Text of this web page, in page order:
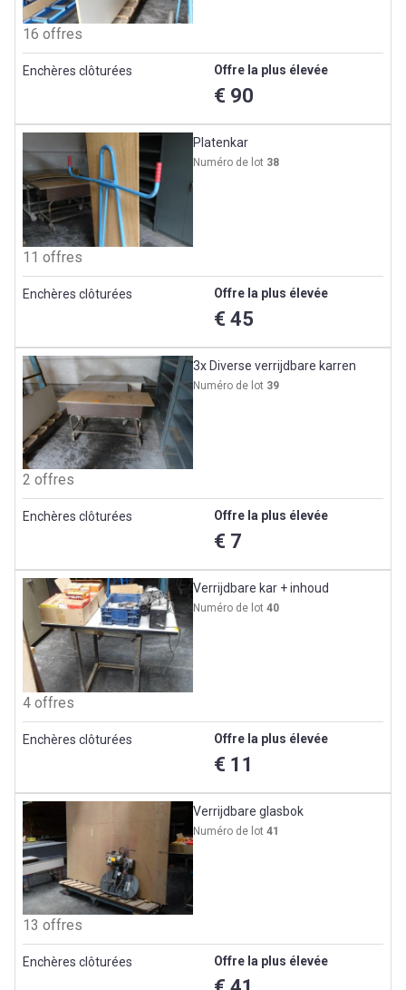
16 offres
Enchères clôturées Offre la plus élevée
€ 90
Platenkar
Numéro de lot 38
11 offres
Enchères clôturées Offre la plus élevée
€ 45
3x Diverse verrijdbare karren
Numéro de lot 39
2 offres
Enchères clôturées Offre la plus élevée
€ 7
Verrijdbare kar + inhoud
Numéro de lot40
4 offres
Enchères clôturées Offre la plus élevée
€ 11
Verrijdbare glasbok
Numéro de lot41
13 offres
Enchères clôturées Offre la plus élevée